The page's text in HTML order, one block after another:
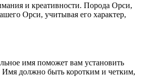
и креативности. Порода Орси,
Орси, учитывая его характер,
имя поможет вам установить
Имя должно быть коротким и четким,